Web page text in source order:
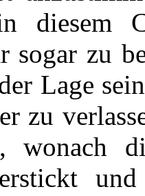
diesem
sogar zu
Lage
zu
wonach